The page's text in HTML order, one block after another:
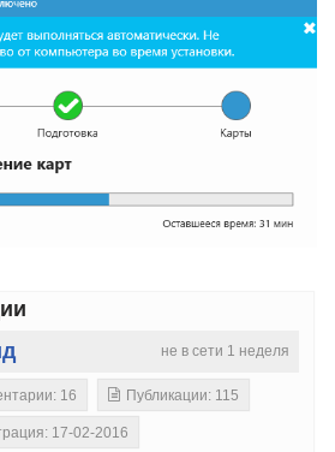
не в сети 1 неделя
16 Публикации: 115
17-02-2016